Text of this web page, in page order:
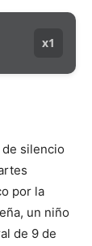
x1
silencio
por la
un niño
de 9 de